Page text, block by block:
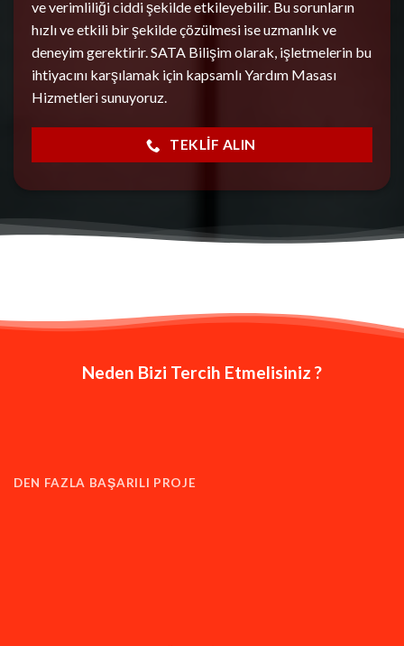
ve verimliliği ciddi şekilde etkileyebilir. Bu sorunların
hızlı ve etkili bir şekilde çözülmesi ise uzmanlık ve
deneyim gerektirir. SATA Bilişim olarak, işletmelerin bu
ihtiyacını karşılamak için kapsamlı Yardım Masası
Hizmetleri sunuyoruz.
TEKLIF ALIN
Neden Bizi Tercih Etmelisiniz ?
DEN FAZLA BAŞARILI PROJE